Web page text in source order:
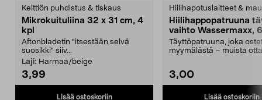
Keittiön puhdistus & tiskaus
Mikrokuituliina 32 x 31 cm, 4
kpl
Aftonbladetin "itsestään selvä
suosikki" siiv...
Laji: Harmaa/beige
3,99
Lisää ostoskoriin
Hiilihapotuslaitteet &
Hiilihappopatruuna
vaihto Wassermaxx,
Täyttöpatruuna, joka
myymälästä – muista
3,00
Lisää ostoskoriin